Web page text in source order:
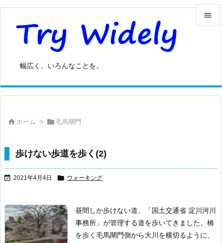
幅広く、いろんなことを。


前へ
 ホーム > 毛馬閘門
歩けない歩道を歩く(2)
 2021年4月4日  ウォーキング
昼間しか歩けない道、「国土交通省 淀川河川
事務所」が管理する道を歩いてきました。 橋
を歩く 毛馬閘門側から大川を横切るように、